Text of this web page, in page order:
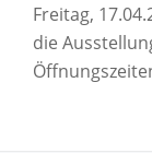
Freitag,
die